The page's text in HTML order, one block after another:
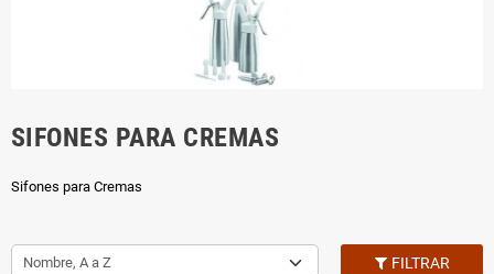
SIFONES PARA CREMAS
Sifones para Cremas
Nombre, A a Z FILTRAR